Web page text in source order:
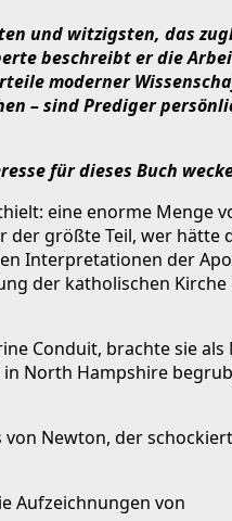
und witzigsten, das
beschreibt er die
moderner
– sind Prediger
für dieses Buch
eine enorme Menge
größte Teil, wer hätte
Interpretationen der
der katholischen
Conduit, brachte sie
North Hampshire
Newton, der
Aufzeichnungen von